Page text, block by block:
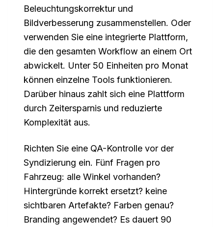
Beleuchtungskorrektur und
Bildverbesserung zusammenstellen. Oder
verwenden Sie eine integrierte Plattform,
die den gesamten Workflow an einem Ort
abwickelt. Unter 50 Einheiten pro Monat
können einzelne Tools funktionieren.
Darüber hinaus zahlt sich eine Plattform
durch Zeitersparnis und reduzierte
Komplexität aus.
Richten Sie eine QA-Kontrolle vor der
Syndizierung ein. Fünf Fragen pro
Fahrzeug: alle Winkel vorhanden?
Hintergründe korrekt ersetzt? keine
sichtbaren Artefakte? Farben genau?
Branding angewendet? Es dauert 90